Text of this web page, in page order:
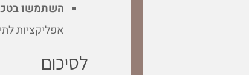
השתמשו
אפליקציות
לסיכום